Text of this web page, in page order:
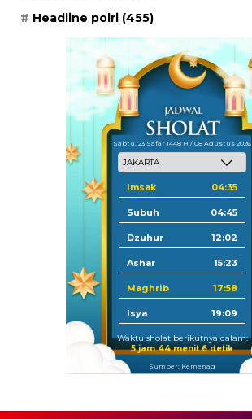
Headline polri (455)
Sabtu, 23 Safar 1448 H / 08 Agustus 2026
Imsak 04:35
Subuh 04:45
Dzuhur 12:02
Ashar 15:23
Maghrib 17:58
Isya 19:09
Waktu sholat berikutnya dalam:
5 jam 44 menit 5 detik
Sumber: Kemenag